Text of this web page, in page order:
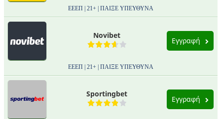
ΕΕΕΠ | 21+ | ΠΑΙΞΕ ΥΠΕΥΘΥΝΑ
Novibet
Εγγραφή
ΕΕΕΠ | 21+ | ΠΑΙΞΕ ΥΠΕΥΘΥΝΑ
Sportingbet
Εγγραφή